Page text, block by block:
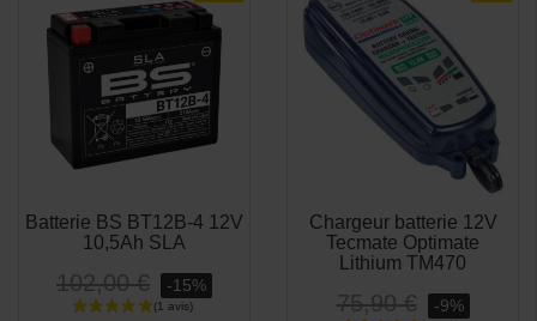
Batterie BS BT12B-4 12V
10,5Ah SLA
102,00 € -15%
Chargeur batterie 12V
Tecmate Optimate
Lithium TM470
75,90 € -9%
 APERÇU
RAPIDE
APERÇU
RAPIDE